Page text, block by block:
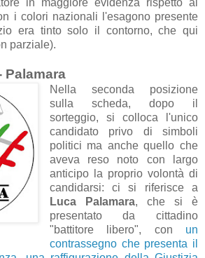
in maggiore evidenza rispetto al
i colori nazionali l'esagono presente
era tinto solo il contorno, che qui
parziale).
Palamara
Nella seconda posizione
sulla scheda, dopo il
sorteggio, si colloca l'unico
candidato privo di simboli
politici ma anche quello che
aveva reso noto con largo
anticipo la proprio volontà di
candidarsi: ci si riferisce a
Luca Palamara, che si è
presentato da cittadino
"battitore libero", con un
contrassegno che presenta il